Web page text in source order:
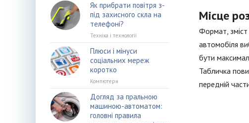
Місце
Формат, зміст
автомобіля
бути
Табличка
передній
Як прибрати повітря з-
під захисного скла на
телефоні?
Техніка і технології
Плюси і мінуси
соціальних мереж
коротко
Компютери
Догляд за пральною
машиною-автоматом:
головні правила